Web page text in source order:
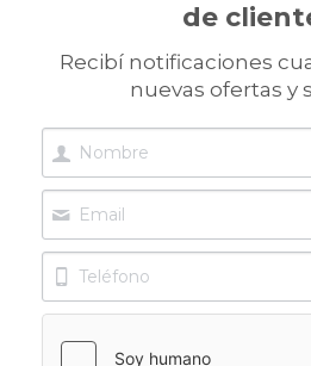
Nosotros
FAQ
Pack Biológico para
Packs Biológicos para
Packs Biológicos para
Novedades
Actualidad
Informes Técnicos
Contacto
Clientes
Fertilizantes
de
Recibí notificaciones
nuevas ofertas y